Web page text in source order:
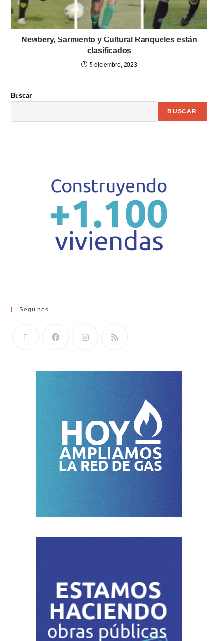
Newbery, Sarmiento y Cultural Ranqueles están
clasificados
5 diciembre, 2023
Buscar
BUSCAR
Seguinos